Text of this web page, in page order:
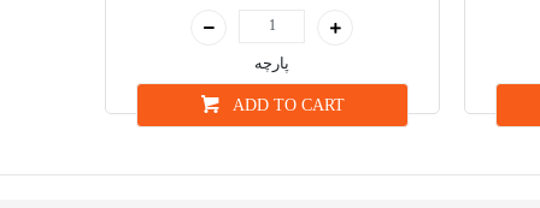
پارچە
ADD TO CART